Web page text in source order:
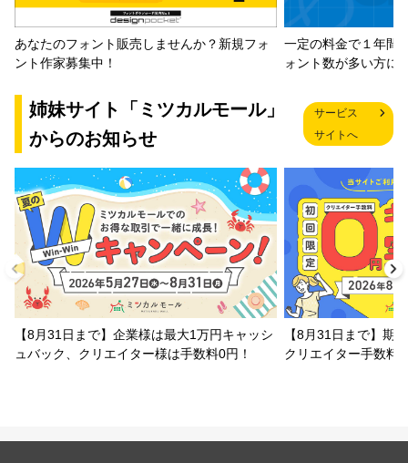
あなたのフォント販売しませんか？新規フォ
ント作家募集中！
一定の料金で１年間
ォント数が多い方に
姉妹サイト「ミツカルモール」
からのお知らせ
サービス
サイトへ
【8月31日まで】企業様は最大1万円キャッシ
ュバック、クリエイター様は手数料0円！
【8月31日まで】期
クリエイター手数料